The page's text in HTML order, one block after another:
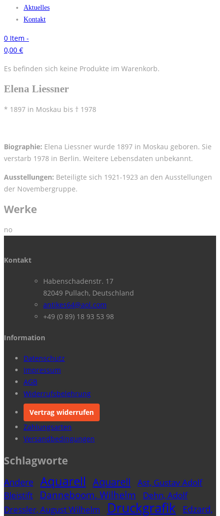
Aktuelles
Kontakt
0 Item -
0,00 €
Es befinden sich keine Produkte im Warenkorb.
Elena Liessner
* 1897 in Moskau bis † 1978
Biographie: Elena Liessner wurde 1897 in Moskau geboren. Sie
verstarb 1978 in Berlin. Weitere Lebensdaten unbekannt.
Ausstellungen: Beteiligte sich 1921-1923 an den Ausstellungen
der Novembergruppe.
Werke
no
Kontakt
Habenschadenstr. 17
82049 Pullach, Deutschland
antikes64@aol.com
+49 (0 89) 18 93 53 98
Information
Datenschutz
Impressum
AGB
Widerrufsbelehrung
Vertrag widerrufen
Zahlungsarten
Versandbedingungen
Schlagworte
Andere Aquarell Aquarell
Ast, Gustav Adolf
Bleistift
Danneboom, Wilhelm
Dehn, Adolf
Dressler, August Wilhelm
Druckgrafik
Edzard,